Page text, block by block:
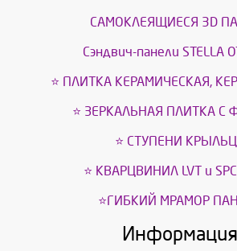
САМОКЛЕЯЩИЕСЯ 3D
Сэндвич-панели STELLA
⭐ ПЛИТКА КЕРАМИЧЕСКАЯ,
⭐ ЗЕРКАЛЬНАЯ ПЛИТКА С
⭐ СТУПЕНИ
⭐ КВАРЦВИНИЛ LVT и
⭐ГИБКИЙ МРАМОР
Информация